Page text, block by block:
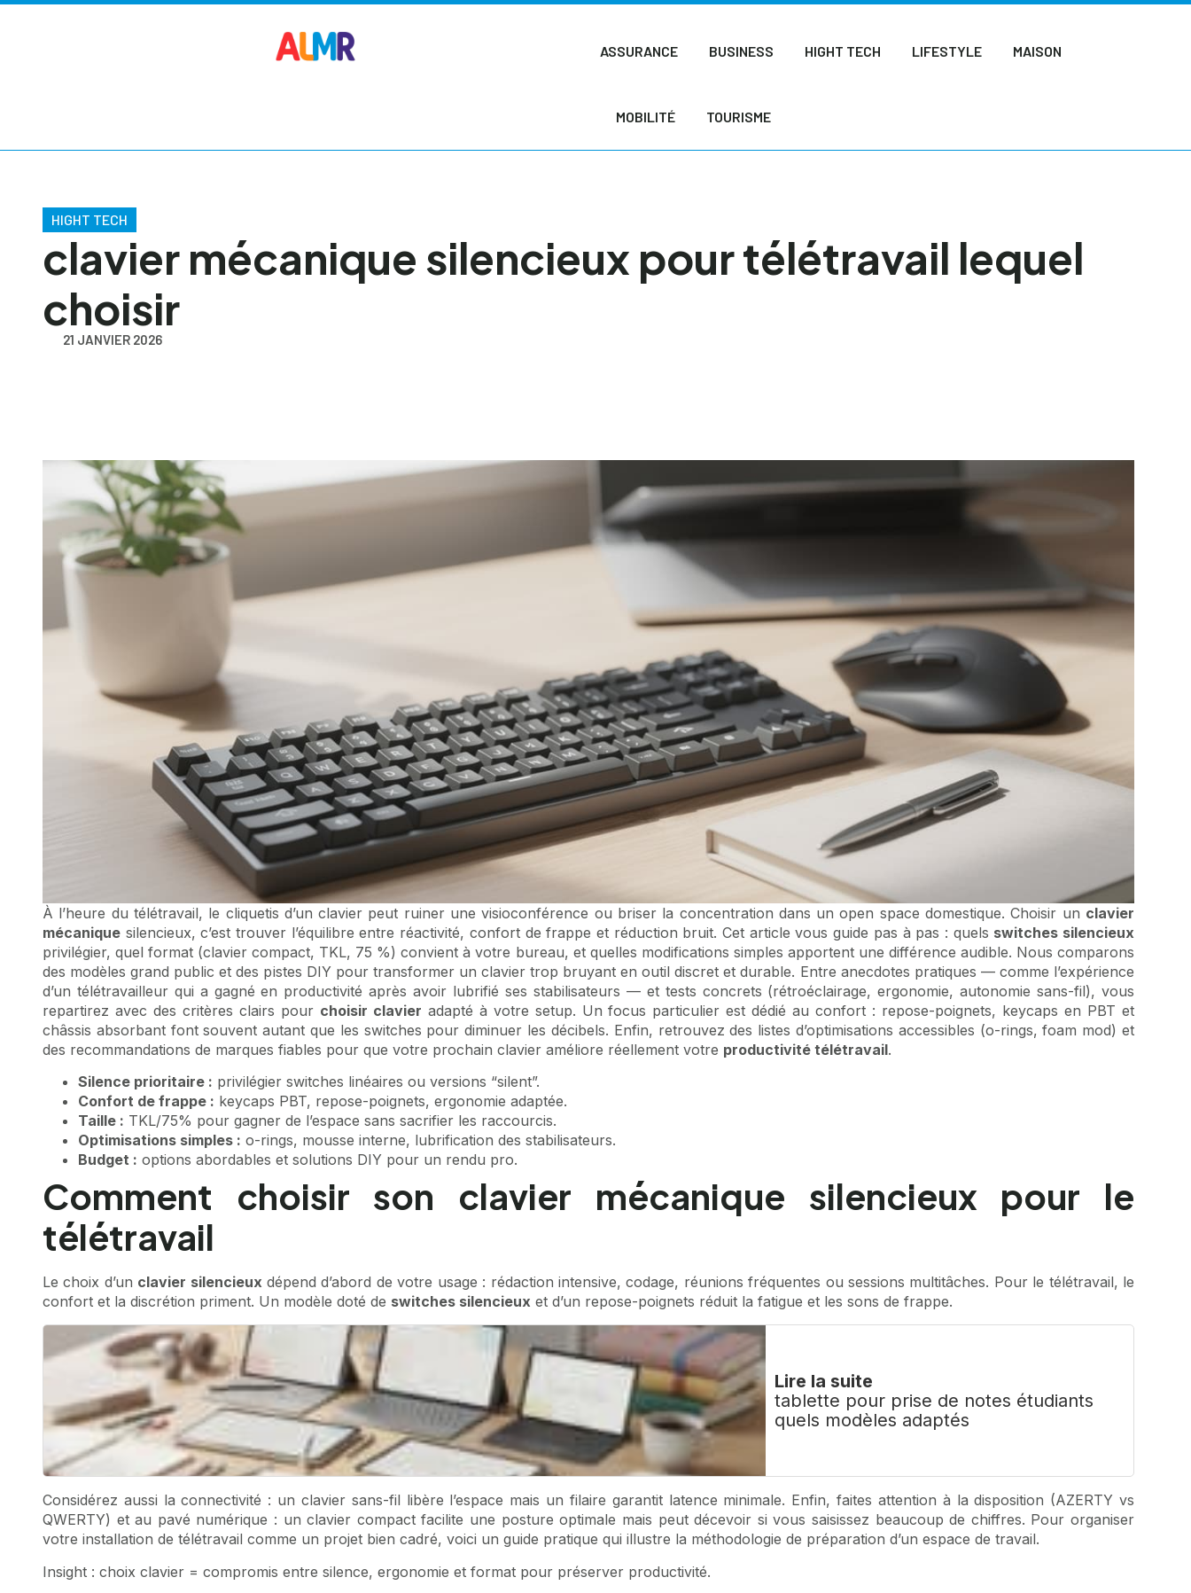
ASSURANCE BUSINESS HIGHT TECH LIFESTYLE MAISON
MOBILITÉ TOURISME
HIGHT TECH
clavier mécanique silencieux pour télétravail lequel
choisir
21 JANVIER 2026
À l’heure du télétravail, le cliquetis d’un clavier peut ruiner une visioconférence ou briser la concentration dans un open space domestique. Choisir un clavier
mécanique silencieux, c’est trouver l’équilibre entre réactivité, confort de frappe et réduction bruit. Cet article vous guide pas à pas : quels switches silencieux
privilégier, quel format (clavier compact, TKL, 75 %) convient à votre bureau, et quelles modifications simples apportent une différence audible. Nous comparons
des modèles grand public et des pistes DIY pour transformer un clavier trop bruyant en outil discret et durable. Entre anecdotes pratiques — comme l’expérience
d’un télétravailleur qui a gagné en productivité après avoir lubrifié ses stabilisateurs — et tests concrets (rétroéclairage, ergonomie, autonomie sans-fil), vous
repartirez avec des critères clairs pour choisir clavier adapté à votre setup. Un focus particulier est dédié au confort : repose-poignets, keycaps en PBT et
châssis absorbant font souvent autant que les switches pour diminuer les décibels. Enfin, retrouvez des listes d’optimisations accessibles (o-rings, foam mod) et
des recommandations de marques fiables pour que votre prochain clavier améliore réellement votre productivité télétravail.
Silence prioritaire : privilégier switches linéaires ou versions “silent”.
Confort de frappe : keycaps PBT, repose-poignets, ergonomie adaptée.
Taille : TKL/75% pour gagner de l’espace sans sacrifier les raccourcis.
Optimisations simples : o-rings, mousse interne, lubrification des stabilisateurs.
Budget : options abordables et solutions DIY pour un rendu pro.
Comment choisir son clavier mécanique silencieux pour le
télétravail
Le choix d’un clavier silencieux dépend d’abord de votre usage : rédaction intensive, codage, réunions fréquentes ou sessions multitâches. Pour le télétravail, le
confort et la discrétion priment. Un modèle doté de switches silencieux et d’un repose-poignets réduit la fatigue et les sons de frappe.
Lire la suite
tablette pour prise de notes étudiants
quels modèles adaptés
Considérez aussi la connectivité : un clavier sans-fil libère l’espace mais un filaire garantit latence minimale. Enfin, faites attention à la disposition (AZERTY vs
QWERTY) et au pavé numérique : un clavier compact facilite une posture optimale mais peut décevoir si vous saisissez beaucoup de chiffres. Pour organiser
votre installation de télétravail comme un projet bien cadré, voici un guide pratique qui illustre la méthodologie de préparation d’un espace de travail.
Insight : choix clavier = compromis entre silence, ergonomie et format pour préserver productivité.